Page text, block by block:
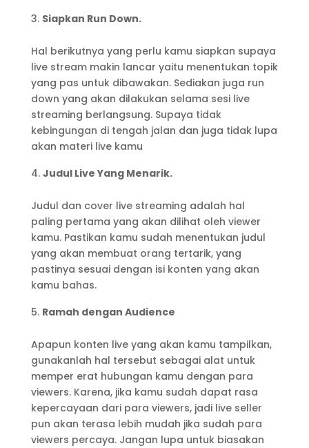
Siapkan Run Down.
Hal berikutnya yang perlu kamu siapkan supaya
live stream makin lancar yaitu menentukan topik
yang pas untuk dibawakan. Sediakan juga run
down yang akan dilakukan selama sesi live
streaming berlangsung. Supaya tidak
kebingungan di tengah jalan dan juga tidak lupa
akan materi live kamu
Judul Live Yang Menarik.
Judul dan cover live streaming adalah hal
paling pertama yang akan dilihat oleh viewer
kamu. Pastikan kamu sudah menentukan judul
yang akan membuat orang tertarik, yang
pastinya sesuai dengan isi konten yang akan
kamu bahas.
Ramah dengan Audience
Apapun konten live yang akan kamu tampilkan,
gunakanlah hal tersebut sebagai alat untuk
memper erat hubungan kamu dengan para
viewers. Karena, jika kamu sudah dapat rasa
kepercayaan dari para viewers, jadi live seller
pun akan terasa lebih mudah jika sudah para
viewers percaya. Jangan lupa untuk biasakan